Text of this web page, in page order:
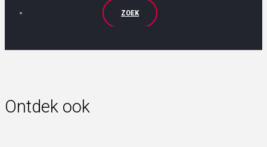
ZOEK
Ontdek ook